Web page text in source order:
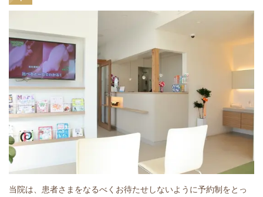
当院は、患者さまをなるべくお待たせしないように予約制をとっ